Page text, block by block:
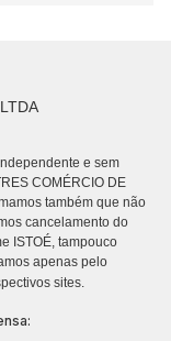
e sem
COMÉRCIO DE
também que não
cancelamento do
ISTOÉ, tampouco
apenas pelo
sites.